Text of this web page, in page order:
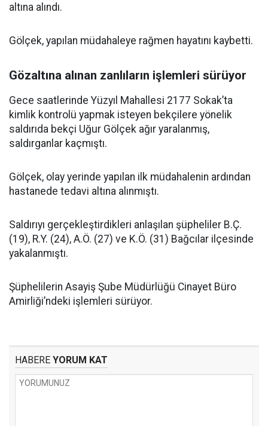
altına alındı.
Gölçek, yapılan müdahaleye rağmen hayatını kaybetti.
Gözaltına alınan zanlıların işlemleri sürüyor
Gece saatlerinde Yüzyıl Mahallesi 2177 Sokak’ta
kimlik kontrolü yapmak isteyen bekçilere yönelik
saldırıda bekçi Uğur Gölçek ağır yaralanmış,
saldırganlar kaçmıştı.
Gölçek, olay yerinde yapılan ilk müdahalenin ardından
hastanede tedavi altına alınmıştı.
Saldırıyı gerçekleştirdikleri anlaşılan şüpheliler B.Ç.
(19), R.Y. (24), A.Ö. (27) ve K.Ö. (31) Bağcılar ilçesinde
yakalanmıştı.
Şüphelilerin Asayiş Şube Müdürlüğü Cinayet Büro
Amirliği’ndeki işlemleri sürüyor.
HABERE YORUM KAT